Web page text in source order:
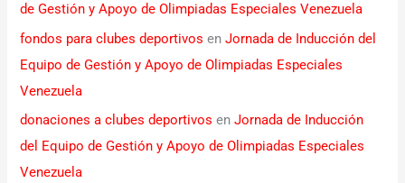
de Gestión y Apoyo de Olimpiadas Especiales Venezuela
fondos para clubes deportivos enJornada de Inducción del
Equipo de Gestión y Apoyo de Olimpiadas Especiales
Venezuela
donaciones a clubes deportivos enJornada de Inducción
del Equipo de Gestión y Apoyo de Olimpiadas Especiales
Venezuela